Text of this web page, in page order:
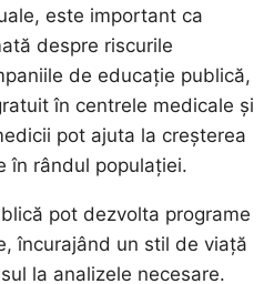
este important ca
despre riscurile
de educație publică,
în centrele medicale și
pot ajuta la creșterea
în rândul populației.
pot dezvolta programe
încurajând un stil de viață
la analizele necesare.